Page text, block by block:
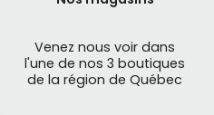
Venez nous voir dans
l'une de nos 3 boutiques
de la région de Québec